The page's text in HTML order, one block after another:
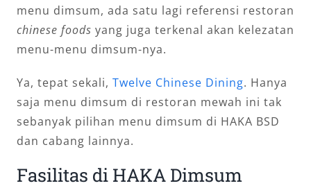
menu dimsum, ada satu lagi referensi restoran
chinese foods yang juga terkenal akan kelezatan
menu-menu dimsum-nya.
Ya, tepat sekali, Twelve Chinese Dining. Hanya
saja menu dimsum di restoran mewah ini tak
sebanyak pilihan menu dimsum di HAKA BSD
dan cabang lainnya.
Fasilitas di HAKA Dimsum